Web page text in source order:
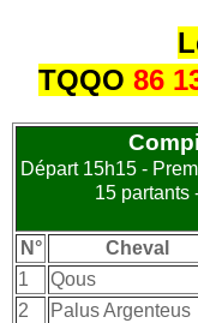
TQQO 86
Départ 15h15 -
15 partants
N°
Cheval
1
Qous
2
Palus Argenteus